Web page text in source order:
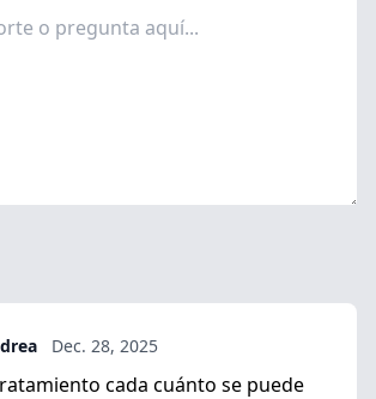
Dec. 28, 2025
cada cuánto se puede